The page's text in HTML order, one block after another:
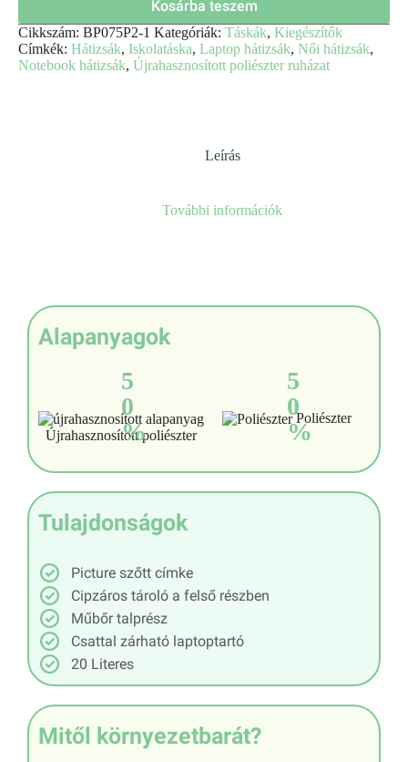
Kosárba teszem
Cikkszám: BP075P2-1 Kategóriák: Táskák, Kiegészítők
Címkék: Hátizsák, Iskolatáska, Laptop hátizsák, Női hátizsák,
Notebook hátizsák, Újrahasznosított poliészter ruházat
Leírás
További információk
Alapanyagok
5
0
%
Újrahasznosított poliészter
5
0
%
Poliészter
Tulajdonságok
Picture szőtt címke
Cipzáros tároló a felső részben
Műbőr talprész
Csattal zárható laptoptartó
20 Literes
Mitől környezetbarát?